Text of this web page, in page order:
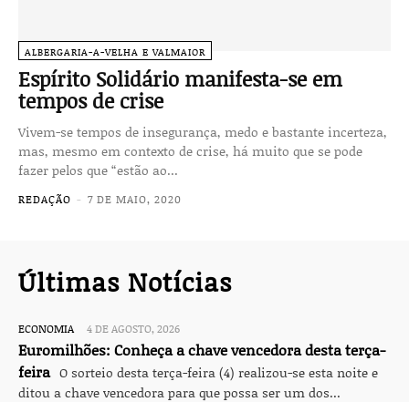
ALBERGARIA-A-VELHA E VALMAIOR
Espírito Solidário manifesta-se em
tempos de crise
Vivem-se tempos de insegurança, medo e bastan­te incerteza,
mas, mesmo em contexto de crise, há muito que se pode
fazer pelos que “estão ao...
REDAÇÃO - 7 DE MAIO, 2020
Últimas Notícias
ECONOMIA 4 DE AGOSTO, 2026
Euromilhões: Conheça a chave vencedora desta terça-
feira O sorteio desta terça-feira (4) realizou-se esta noite e
ditou a chave vencedora para que possa ser um dos...